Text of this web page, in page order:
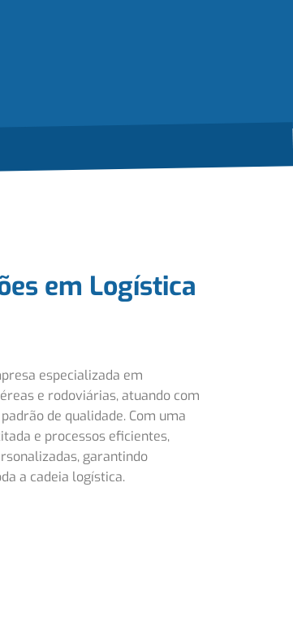
em Logística
especializada em
e rodoviárias, atuando com
de qualidade. Com uma
e processos eficientes,
garantindo
a cadeia logística.